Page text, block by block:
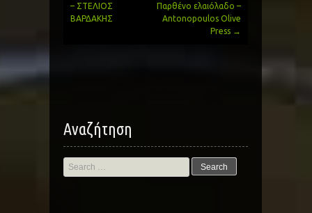
– ΣΤΕΛΙΟΣ
ΒΑΡΔΑΚΗΣ
Παρθένο ελαιόλαδο –
Antonopoulos Olive
Press →
Αναζήτηση
Search
for: